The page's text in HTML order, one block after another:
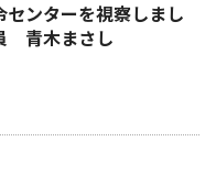
ンターを視察しまし
青木まさし